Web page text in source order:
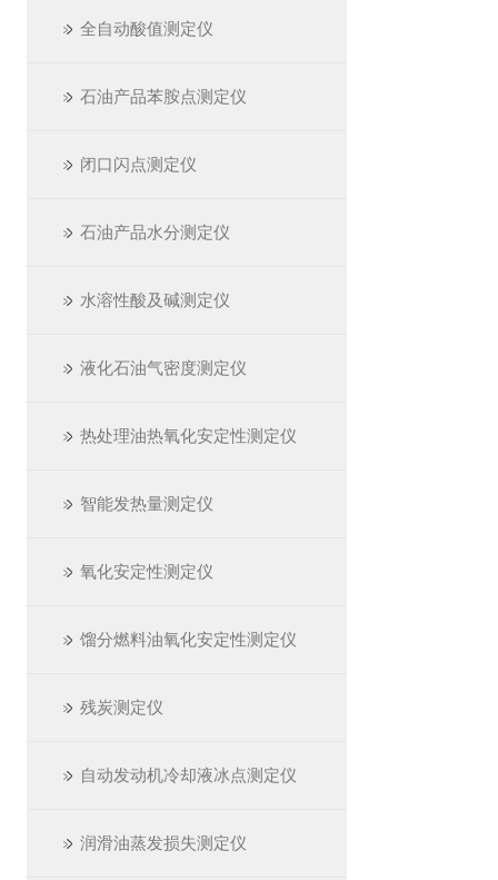
全自动酸值测定仪
石油产品苯胺点测定仪
闭口闪点测定仪
石油产品水分测定仪
水溶性酸及碱测定仪
液化石油气密度测定仪
热处理油热氧化安定性测定仪
智能发热量测定仪
氧化安定性测定仪
馏分燃料油氧化安定性测定仪
残炭测定仪
自动发动机冷却液冰点测定仪
润滑油蒸发损失测定仪